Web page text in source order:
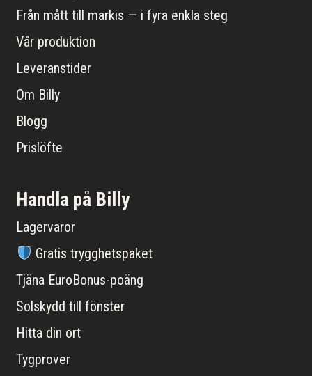
Från mått till markis — i fyra enkla steg
Vår produktion
Leveranstider
Om Billy
Blogg
Prislöfte
Handla på Billy
Lagervaror
Gratis trygghetspaket
Tjäna EuroBonus-poäng
Solskydd till fönster
Hitta din ort
Tygprover